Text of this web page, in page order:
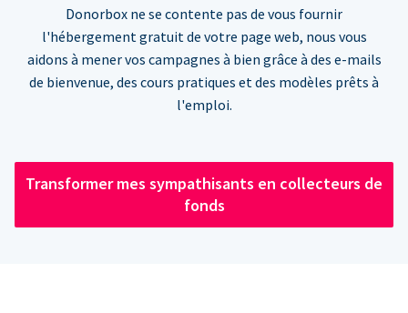
Donorbox ne se contente pas de vous fournir
l'hébergement gratuit de votre page web, nous vous
aidons à mener vos campagnes à bien grâce à des e-mails
de bienvenue, des cours pratiques et des modèles prêts à
l'emploi.
Transformer mes sympathisants en collecteurs de
fonds